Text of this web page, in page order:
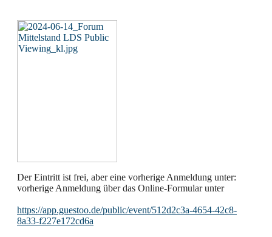
Der Eintritt ist frei, aber eine vorherige Anmeldung unter:
vorherige Anmeldung über das Online-Formular unter
https://app.guestoo.de/public/event/512d2c3a-4654-42c8-
8a33-f227e172cd6a